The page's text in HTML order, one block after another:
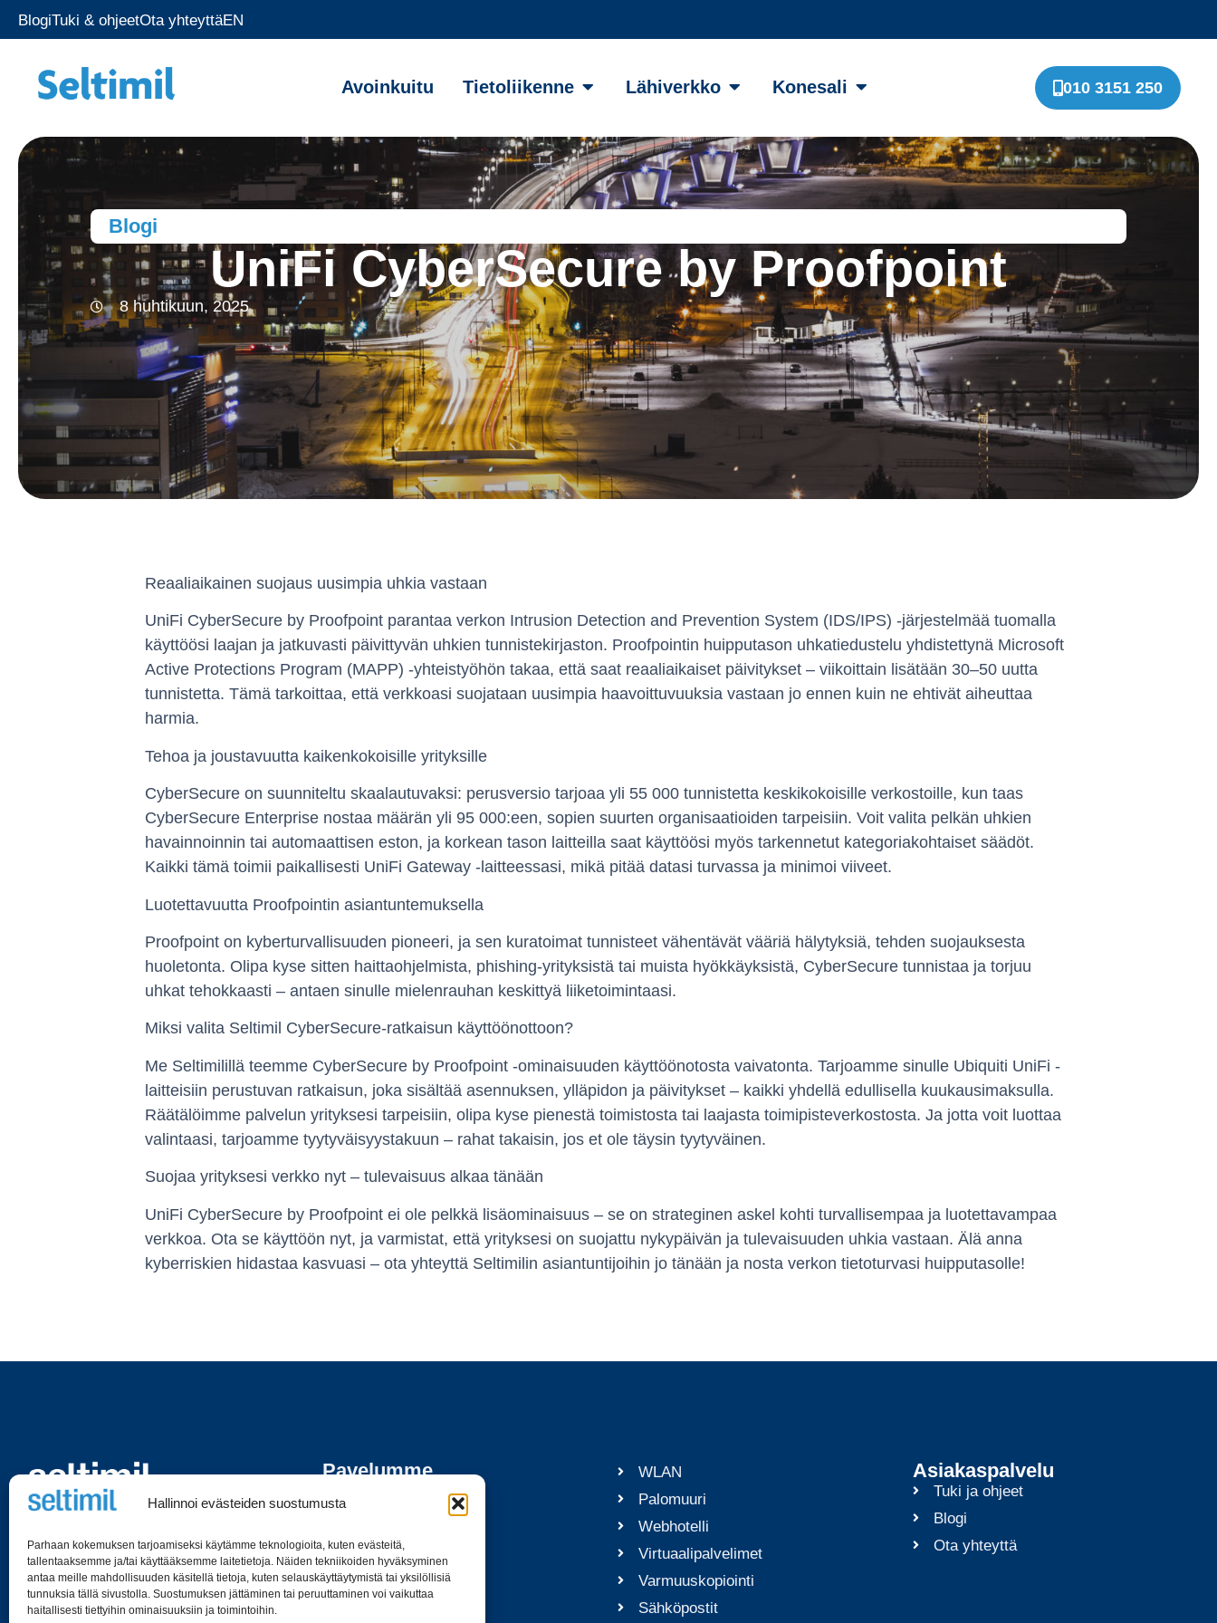
Hallinnoi evästeiden suostumusta
Parhaan kokemuksen tarjoamiseksi käytämme teknologioita, kuten evästeitä,
tallentaaksemme ja/tai käyttääksemme laitetietoja. Näiden tekniikoiden hyväksyminen
antaa meille mahdollisuuden käsitellä tietoja, kuten selauskäyttäytymistä tai yksilöllisiä
tunnuksia tällä sivustolla. Suostumuksen jättäminen tai peruuttaminen voi vaikuttaa
haitallisesti tiettyihin ominaisuuksiin ja toimintoihin.
BlogiTuki & ohjeetOta yhteyttäEN
Avoinkuitu Tietoliikenne Lähiverkko Konesali 010 3151 250
Blogi
UniFi CyberSecure by Proofpoint
8 huhtikuun, 2025
Reaaliaikainen suojaus uusimpia uhkia vastaan
UniFi CyberSecure by Proofpoint parantaa verkon Intrusion Detection and Prevention System (IDS/IPS) -järjestelmää tuomalla
käyttöösi laajan ja jatkuvasti päivittyvän uhkien tunnistekirjaston. Proofpointin huipputason uhkatiedustelu yhdistettynä Microsoft
Active Protections Program (MAPP) -yhteistyöhön takaa, että saat reaaliaikaiset päivitykset – viikoittain lisätään 30–50 uutta
tunnistetta. Tämä tarkoittaa, että verkkoasi suojataan uusimpia haavoittuvuuksia vastaan jo ennen kuin ne ehtivät aiheuttaa
harmia.
Tehoa ja joustavuutta kaikenkokoisille yrityksille
CyberSecure on suunniteltu skaalautuvaksi: perusversio tarjoaa yli 55 000 tunnistetta keskikokoisille verkostoille, kun taas
CyberSecure Enterprise nostaa määrän yli 95 000:een, sopien suurten organisaatioiden tarpeisiin. Voit valita pelkän uhkien
havainnoinnin tai automaattisen eston, ja korkean tason laitteilla saat käyttöösi myös tarkennetut kategoriakohtaiset säädöt.
Kaikki tämä toimii paikallisesti UniFi Gateway -laitteessasi, mikä pitää datasi turvassa ja minimoi viiveet.
Luotettavuutta Proofpointin asiantuntemuksella
Proofpoint on kyberturvallisuuden pioneeri, ja sen kuratoimat tunnisteet vähentävät vääriä hälytyksiä, tehden suojauksesta
huoletonta. Olipa kyse sitten haittaohjelmista, phishing-yrityksistä tai muista hyökkäyksistä, CyberSecure tunnistaa ja torjuu
uhkat tehokkaasti – antaen sinulle mielenrauhan keskittyä liiketoimintaasi.
Miksi valita Seltimil CyberSecure-ratkaisun käyttöönottoon?
Me Seltimilillä teemme CyberSecure by Proofpoint -ominaisuuden käyttöönotosta vaivatonta. Tarjoamme sinulle Ubiquiti UniFi -
laitteisiin perustuvan ratkaisun, joka sisältää asennuksen, ylläpidon ja päivitykset – kaikki yhdellä edullisella kuukausimaksulla.
Räätälöimme palvelun yrityksesi tarpeisiin, olipa kyse pienestä toimistosta tai laajasta toimipisteverkostosta. Ja jotta voit luottaa
valintaasi, tarjoamme tyytyväisyystakuun – rahat takaisin, jos et ole täysin tyytyväinen.
Suojaa yrityksesi verkko nyt – tulevaisuus alkaa tänään
UniFi CyberSecure by Proofpoint ei ole pelkkä lisäominaisuus – se on strateginen askel kohti turvallisempaa ja luotettavampaa
verkkoa. Ota se käyttöön nyt, ja varmistat, että yrityksesi on suojattu nykypäivän ja tulevaisuuden uhkia vastaan. Älä anna
kyberriskien hidastaa kasvuasi – ota yhteyttä Seltimilin asiantuntijoihin jo tänään ja nosta verkon tietoturvasi huipputasolle!
info@seltimil.fi
Konttisentie 8, 40800 Vaajakoski
Pavelumme
Yritysverkot
Taloyhtiöt
Asiantuntijapalvelut
WLAN
Palomuuri
Webhotelli
Virtuaalipalvelimet
Varmuuskopiointi
Sähköpostit
Asiakaspalvelu
Tuki ja ohjeet
Blogi
Ota yhteyttä